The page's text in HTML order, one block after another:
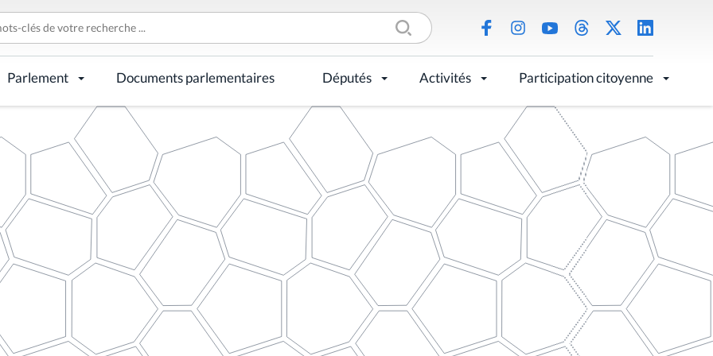
Parlement Documents parlementaires Députés Activités Participation citoyenne